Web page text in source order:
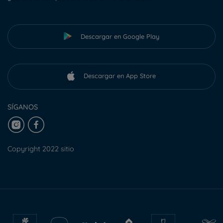
Descargar en Google Play
Descargar en App Store
SÍGANOS
Copyright 2022 sitio